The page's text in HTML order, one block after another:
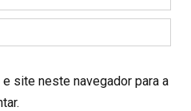
site neste navegador para a